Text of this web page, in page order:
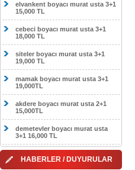
elvankent boyacı murat usta 3+1
15,000 TL
cebeci boyacı murat usta 3+1
18,000 TL
siteler boyacı murat usta 3+1
19,000 TL
mamak boyacı murat usta 3+1
19,000TL
akdere boyacı murat usta 2+1
15,000TL
demetevler boyacı murat usta
3+1 16,000 TL
HABERLER / DUYURULAR